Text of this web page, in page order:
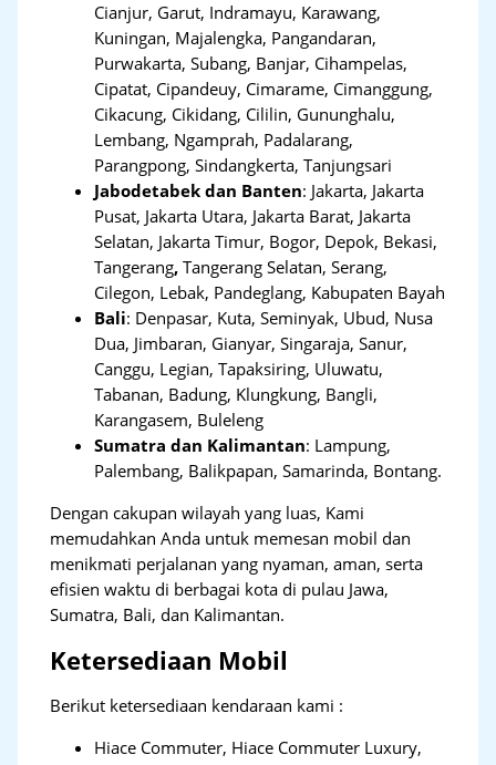
Cianjur, Garut, Indramayu, Karawang,
Kuningan, Majalengka, Pangandaran,
Purwakarta, Subang, Banjar, Cihampelas,
Cipatat, Cipandeuy, Cimarame, Cimanggung,
Cikacung, Cikidang, Cililin, Gununghalu,
Lembang, Ngamprah, Padalarang,
Parangpong, Sindangkerta, Tanjungsari
Jabodetabek dan Banten: Jakarta, Jakarta
Pusat, Jakarta Utara, Jakarta Barat, Jakarta
Selatan, Jakarta Timur, Bogor, Depok, Bekasi,
Tangerang,Tangerang Selatan, Serang,
Cilegon, Lebak, Pandeglang, Kabupaten Bayah
Bali: Denpasar, Kuta, Seminyak, Ubud, Nusa
Dua, Jimbaran, Gianyar, Singaraja, Sanur,
Canggu, Legian, Tapaksiring, Uluwatu,
Tabanan, Badung, Klungkung, Bangli,
Karangasem, Buleleng
Sumatra dan Kalimantan: Lampung,
Palembang, Balikpapan, Samarinda, Bontang.
Dengan cakupan wilayah yang luas, Kami
memudahkan Anda untuk memesan mobil dan
menikmati perjalanan yang nyaman, aman, serta
efisien waktu di berbagai kota di pulau Jawa,
Sumatra, Bali, dan Kalimantan.
Ketersediaan Mobil
Berikut ketersediaan kendaraan kami :
Hiace Commuter, Hiace Commuter Luxury,